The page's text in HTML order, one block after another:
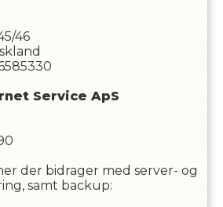
46
Service ApS
der bidrager med server- og
samt backup: